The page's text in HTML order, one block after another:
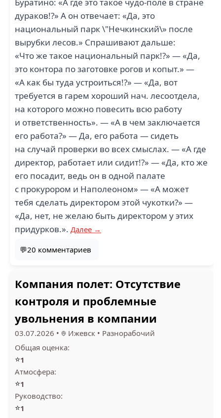
дураков!?» А он отвечает: «Да, это
национальный парк \"Нечкинский\» после
вырубки лесов.» Спрашивают дальше:
«Что же такое национальный парк!?» — «Да,
это контора по заготовке рогов и копыт.» —
«А как бы туда устроиться!?» — «Да, вот
требуется в гарем хороший нач. лесоотдела,
на которого можно повесить всю работу
и ответственность». — «А в чем заключается
его работа?» — Да, его работа — сидеть
на случай проверки во всех смыслах. — «А где
директор, работает или сидит!?» — «Да, кто же
его посадит, ведь он в одной палате
с прокурором и Наполеоном» — «А может
тебя сделать директором этой чукотки?» —
«Да, нет, не желаю быть директором у этих
придурков.». Далее →
💬20 комментариев
Компания полет: Отсутствие
контроля и проблемные
увольнения в компании
03.07.2026 • Ижевск • Разнорабочий
Общая оценка:
⭐1
Атмосфера:
⭐1
Руководство:
⭐1